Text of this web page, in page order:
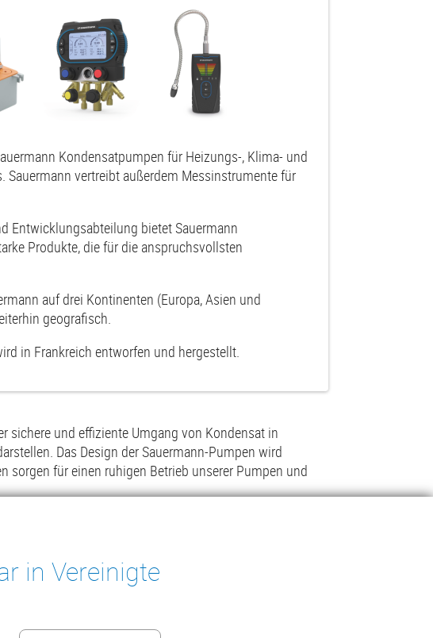
Kondensatpumpen für Heizungs-, Klima- und
Sauermann vertreibt außerdem Messinstrumente für
Entwicklungsabteilung bietet Sauermann
Produkte, die für die anspruchsvollsten
auf drei Kontinenten (Europa, Asien und
geografisch.
in Frankreich entworfen und hergestellt.
sichere und effiziente Umgang von Kondensat in
Das Design der Sauermann-Pumpen wird
sorgen für einen ruhigen Betrieb unserer Pumpen und
oder Wartung von Kältesystemen.
in Vereinigte